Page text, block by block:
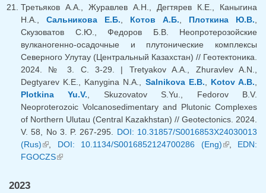
Третьяков А.А., Журавлев А.Н., Дегтярев К.Е., Каныгина
Н.А., Сальникова Е.Б. Котов А.Б. Плоткина Ю.В.
Скузоватов С.Ю., Федоров Б.В. Неопротерозойские
вулканогенно-осадочные и плутонические комплексы
Северного Улутау (Центральный Казахстан) // Геотектоника.
2024. № 3. C. 3-29. | Tretyakov A.A., Zhuravlev A.N.,
Degtyarev K.E., Kanygina N.A., Salnikova E.B. Kotov A.B.
Plotkina Yu.V. , Skuzovatov S.Yu., Fedorov B.V.
Neoproterozoic Volcanosedimentary and Plutonic Complexes
of Northern Ulutau (Central Kazakhstan) // Geotectonics. 2024.
V. 58, No 3. P. 267-295. DOI: 10.31857/S0016853X24030013
(Rus)(внешняя ссылка)
DOI: 10.1134/S0016852124700286 (Eng)(внешняя
, EDN:
FGOCZS(внешняя ссылка)
2023